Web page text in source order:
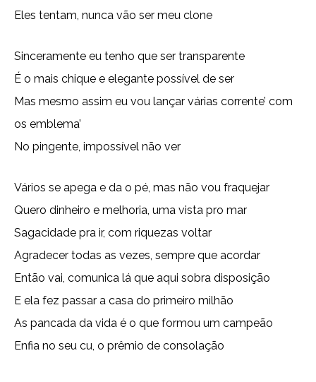
Eles tentam, nunca vão ser meu clone
Sinceramente eu tenho que ser transparente
É o mais chique e elegante possível de ser
Mas mesmo assim eu vou lançar várias corrente’ com
os emblema’
No pingente, impossível não ver
Vários se apega e da o pé, mas não vou fraquejar
Quero dinheiro e melhoria, uma vista pro mar
Sagacidade pra ir, com riquezas voltar
Agradecer todas as vezes, sempre que acordar
Então vai, comunica lá que aqui sobra disposição
E ela fez passar a casa do primeiro milhão
As pancada da vida é o que formou um campeão
Enfia no seu cu, o prêmio de consolação